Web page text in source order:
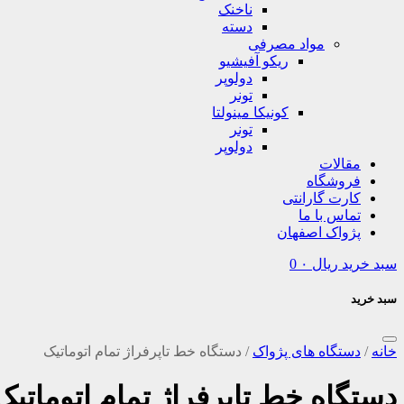
ناخنک
دسته
مواد مصرفی
ریکو آفیشیو
دولوپر
تونر
کونیکا مینولتا
تونر
دولوپر
مقالات
فروشگاه
کارت گارانتی
تماس با ما
پژواک اصفهان
سبد خرید ریال 0
سبد خرید
خانه / دستگاه های پژواک / دستگاه خط تاپرفراژ تمام اتوماتیک
دستگاه خط تاپرفراژ تمام